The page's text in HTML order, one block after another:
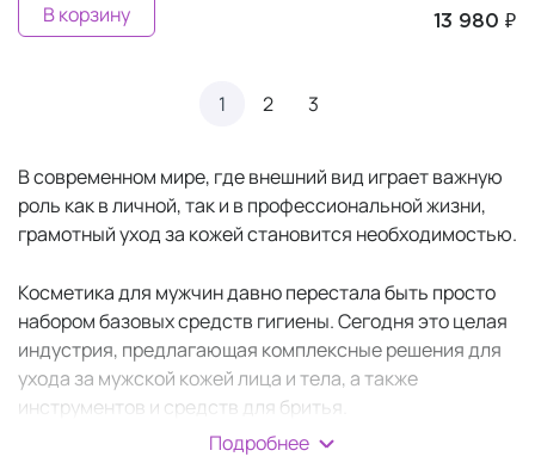
13 980 ₽
В корзину
1 2 3
В современном мире, где внешний вид играет важную
роль как в личной, так и в профессиональной жизни,
грамотный уход за кожей становится необходимостью.
Косметика для мужчин давно перестала быть просто
набором базовых средств гигиены. Сегодня это целая
индустрия, предлагающая комплексные решения для
ухода за мужской кожей лица и тела, а также
инструментов и средств для бритья.
Подробнее